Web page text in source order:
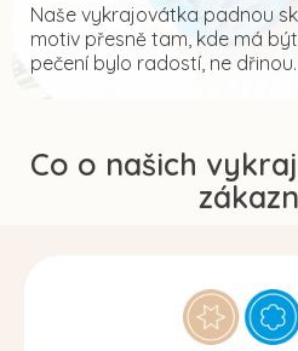
Naše vykrajovátka padnou
motiv přesně tam, kde má
pečení bylo radostí, ne dřinou.
Co o našich